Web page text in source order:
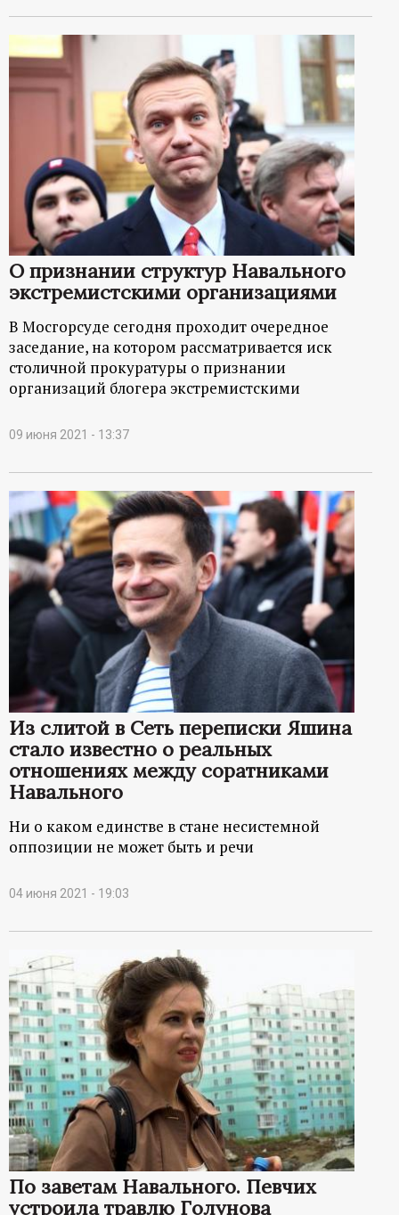
О признании структур Навального
экстремистскими организациями
В Мосгорсуде сегодня проходит очередное
заседание, на котором рассматривается иск
столичной прокуратуры о признании
организаций блогера экстремистскими
09 июня 2021 - 13:37
Из слитой в Сеть переписки Яшина
стало известно о реальных
отношениях между соратниками
Навального
Ни о каком единстве в стане несистемной
оппозиции не может быть и речи
04 июня 2021 - 19:03
По заветам Навального. Певчих
устроила травлю Голунова